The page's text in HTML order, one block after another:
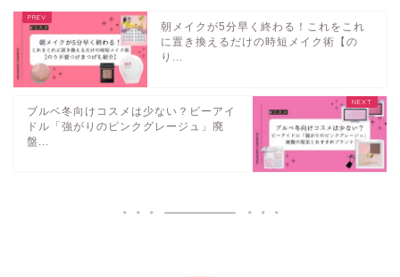
朝メイクが5分早く終わる！これをこれ
に置き換えるだけの時短メイク術【の
り...
ブルベ冬向けコスメは少ない？ビーアイ
ドル「強がりのピンクグレージュ」廃
盤...